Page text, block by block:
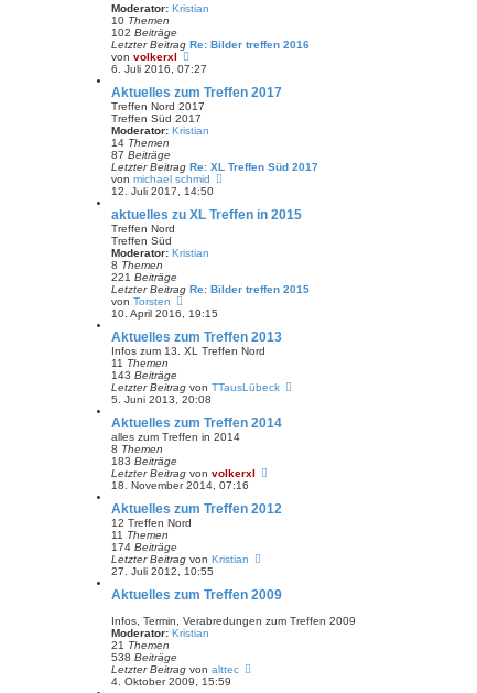
e
a
Moderator: Kristian
10 Themen
102 Beiträge
Letzter Beitrag Re: Bilder treffen 2016
von volkerxl
e
e
s
t
e
e
i
t
a
6. Juli 2016, 07:27
Aktuelles zum Treffen 2017
Treffen Nord 2017
Treffen Süd 2017
Moderator: Kristian
14 Themen
87 Beiträge
Letzter Beitrag Re: XL Treffen Süd 2017
von michael schmid
e
e
a
g
12. Juli 2017, 14:50
aktuelles zu XL Treffen in 2015
Treffen Nord
Treffen Süd
Moderator: Kristian
8 Themen
221 Beiträge
Letzter Beitrag Re: Bilder treffen 2015
von Torsten
e
e
s
r
B
i
t
g
10. April 2016, 19:15
Aktuelles zum Treffen 2013
Infos zum 13. XL Treffen Nord
11 Themen
143 Beiträge
Letzter Beitrag von TTausLübeck
5. Juni 2013, 20:08
Aktuelles zum Treffen 2014
alles zum Treffen in 2014
8 Themen
183 Beiträge
Letzter Beitrag von volkerxl
e
i
r
18. November 2014, 07:16
Aktuelles zum Treffen 2012
12 Treffen Nord
11 Themen
174 Beiträge
Letzter Beitrag von Kristian
e
t
27. Juli 2012, 10:55
Aktuelles zum Treffen 2009
Infos, Termin, Verabredungen zum Treffen 2009
Moderator: Kristian
21 Themen
538 Beiträge
Letzter Beitrag von alttec
4. Oktober 2009, 15:59